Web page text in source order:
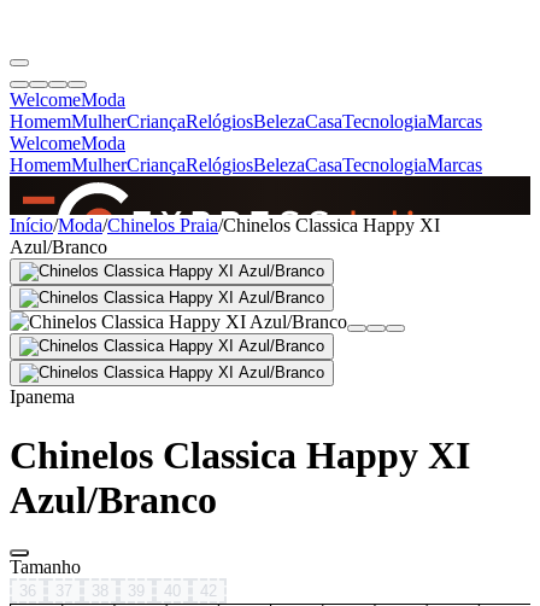
WelcomeModa
HomemMulherCriançaRelógiosBelezaCasaTecnologiaMarcas
WelcomeModa
HomemMulherCriançaRelógiosBelezaCasaTecnologiaMarcas
SINCE 2005
+de 36.000 reviews
Início/Moda/Chinelos Praia/Chinelos Classica Happy XI
Azul/Branco
Ipanema
Chinelos Classica Happy XI
Azul/Branco
Tamanho
36 37 38 39 40 42